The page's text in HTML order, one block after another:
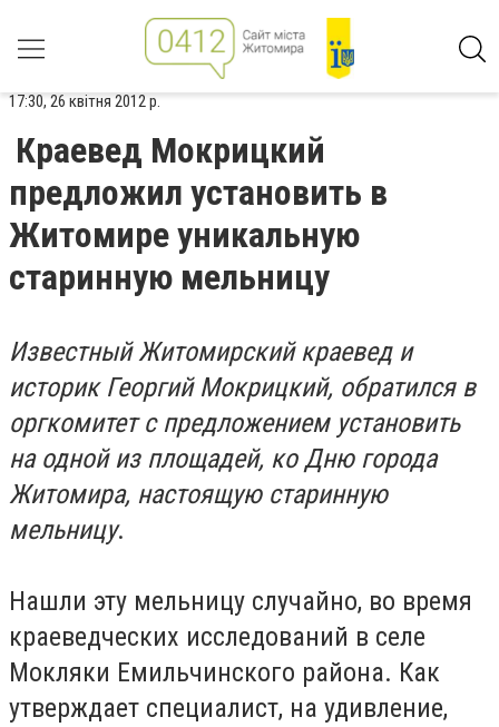
17:30, 26 квітня 2012 р.
Краевед Мокрицкий
предложил установить в
Житомире уникальную
старинную мельницу
Известный Житомирский краевед и
историк Георгий Мокрицкий, обратился в
оргкомитет с предложением установить
на одной из площадей, ко Дню города
Житомира, настоящую старинную
мельницу.
Нашли эту мельницу случайно, во время
краеведческих исследований в селе
Мокляки Емильчинского района. Как
утверждает специалист, на удивление,